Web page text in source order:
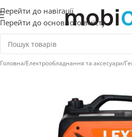
Перейти до навігації
Перейти до основного вмісту
Головна/Електрообладнання та аксесуари/